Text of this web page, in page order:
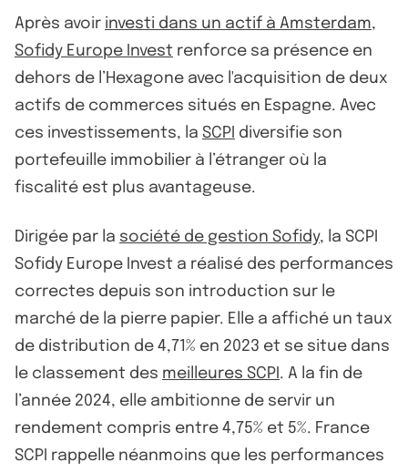
Après avoir investi dans un actif à Amsterdam,
Sofidy Europe Invest renforce sa présence en
dehors de l’Hexagone avec l'acquisition de deux
actifs de commerces situés en Espagne. Avec
ces investissements, la SCPI diversifie son
portefeuille immobilier à l’étranger où la
fiscalité est plus avantageuse.
Dirigée par la société de gestion Sofidy, la SCPI
Sofidy Europe Invest a réalisé des performances
correctes depuis son introduction sur le
marché de la pierre papier. Elle a affiché un taux
de distribution de 4,71% en 2023 et se situe dans
le classement des meilleures SCPI . A la fin de
l’année 2024, elle ambitionne de servir un
rendement compris entre 4,75% et 5%. France
SCPI rappelle néanmoins que les performances